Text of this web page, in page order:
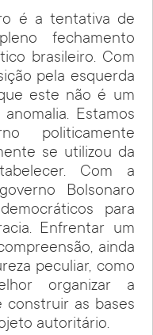
é a tentativa de
fechamento
brasileiro. Com
pela esquerda
este não é um
Estamos
politicamente
se utilizou da
Com a
Bolsonaro
para
Enfrentar um
ainda
peculiar, como
organizar a
construir as bases
autoritário.